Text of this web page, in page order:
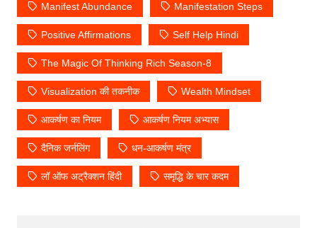
Manifest Abundance Manifestation Steps
Positive Affirmations Self Help Hindi
The Magic Of Thinking Rich Season-8
Visualization की तकनीक Wealth Mindset
आकर्षण का नियम आकर्षण नियम अभ्यास
दैनिक जर्नलिंग धन-आकर्षण मंत्र
लॉ ऑफ अट्रैक्शन हिंदी समृद्धि के चार कदम